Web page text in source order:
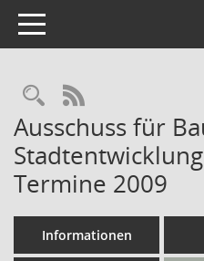
Toggle navigation
RSS-Feed
Ausschuss für
Termine 2009
Informationen